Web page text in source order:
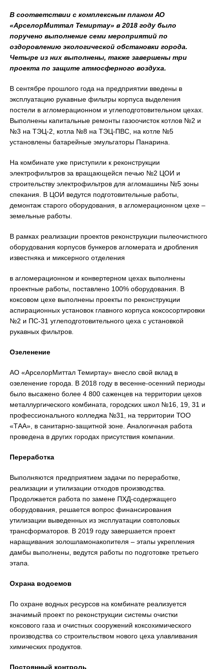
В соответствии с комплексным планом АО
«АрселорМиттал Темиртау» в 2018 году было
поручено выполнение семи мероприятий по
оздоровлению экологической обстановки города.
Четыре из них выполнены, также завершены три
проекта по защите атмосферного воздуха.
В сентябре прошлого года на предприятии введены в
эксплуатацию рукавные фильтры корпуса выделения
постели в агломерационном и углеподготовительном цехах.
Выполнены капитальные ремонты газоочисток котлов №2 и
№3 на ТЭЦ-2, котла №8 на ТЭЦ-ПВС, на котле №5
установлены батарейные эмульгаторы Панарина.
На комбинате уже приступили к реконструкции
электрофильтров за вращающейся печью №2 ЦОИ и
строительству электрофильтров для агломашины №5 зоны
спекания. В ЦОИ ведутся подготовительные работы,
демонтаж старого оборудования, в агломерационном цехе –
земельные работы.
В рамках реализации проектов реконструкции пылеочистного
оборудования корпусов бункеров агломерата и дробления
известняка и миксерного отделения
в агломерационном и конвертерном цехах выполнены
проектные работы, поставлено 100% оборудования. В
коксовом цехе выполнены проекты по реконструкции
аспирационных установок главного корпуса коксосортировки
№2 и ПС-31 углеподготовительного цеха с установкой
рукавных фильтров.
Озеленение
АО «АрселорМиттал Темиртау» внесло свой вклад в
озеленение города. В 2018 году в весенне-осенний периоды
было высажено более 4 800 саженцев на территории цехов
металлургического комбината, городских школ №16, 19, 31 и
профессионального колледжа №31, на территории ТОО
«ТАА», в санитарно-защитной зоне. Аналогичная работа
проведена в других городах присутствия компании.
Переработка
Выполняются предприятием задачи по переработке,
реализации и утилизации отходов производства.
Продолжается работа по замене ПХД-содержащего
оборудования, решается вопрос финансирования
утилизации выведенных из эксплуатации совтоловых
трансформаторов. В 2019 году завершается проект
наращивания золошламонакопителя – этапы укрепления
дамбы выполнены, ведутся работы по подготовке третьего
этапа.
Охрана водоемов
По охране водных ресурсов на комбинате реализуется
значимый проект по реконструкции системы очистки
коксового газа и очистных сооружений коксохимического
производства со строительством нового цеха улавливания
химических продуктов.
Постоянный контроль